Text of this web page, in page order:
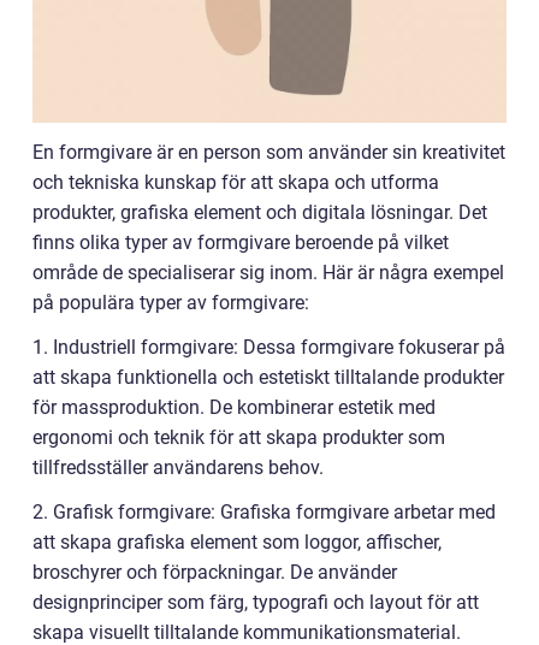
En formgivare är en person som använder sin kreativitet
och tekniska kunskap för att skapa och utforma
produkter, grafiska element och digitala lösningar. Det
finns olika typer av formgivare beroende på vilket
område de specialiserar sig inom. Här är några exempel
på populära typer av formgivare:
1. Industriell formgivare: Dessa formgivare fokuserar på
att skapa funktionella och estetiskt tilltalande produkter
för massproduktion. De kombinerar estetik med
ergonomi och teknik för att skapa produkter som
tillfredsställer användarens behov.
2. Grafisk formgivare: Grafiska formgivare arbetar med
att skapa grafiska element som loggor, affischer,
broschyrer och förpackningar. De använder
designprinciper som färg, typografi och layout för att
skapa visuellt tilltalande kommunikationsmaterial.